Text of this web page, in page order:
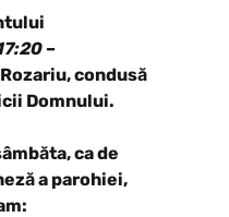
–
condusă
Domnului.
ca de
a parohiei,